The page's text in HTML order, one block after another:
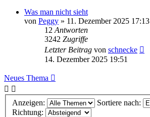
Was man nicht sieht
von Peggy » 11. Dezember 2025 17:13
12 Antworten
3242 Zugriffe
Letzter Beitrag von schnecke
14. Dezember 2025 19:51
Neues Thema
Anzeigen:
Sortiere nach:
Richtung: